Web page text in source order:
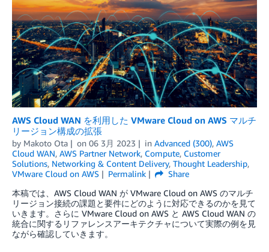
AWS Cloud WAN を利用した VMware Cloud on AWS マルチ
リージョン構成の拡張
by Makoto Ota on 06 3月 2023 in Advanced (300), AWS
Cloud WAN, AWS Partner Network, Compute, Customer
Solutions, Networking & Content Delivery, Thought Leadership,
VMware Cloud on AWS
Permalink
Share
本稿では、AWS Cloud WAN が VMware Cloud on AWS のマルチ
リージョン接続の課題と要件にどのように対応できるのかを見て
いきます。さらに VMware Cloud on AWS と AWS Cloud WAN の
統合に関するリファレンスアーキテクチャについて実際の例を見
ながら確認していきます。